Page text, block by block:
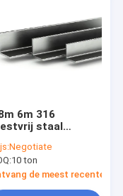
6m 316
staal
Negotiate
10 ton
de meest recente